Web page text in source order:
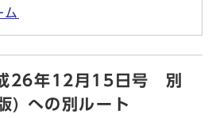
ム
26年12月15日号 別
) への別ルート